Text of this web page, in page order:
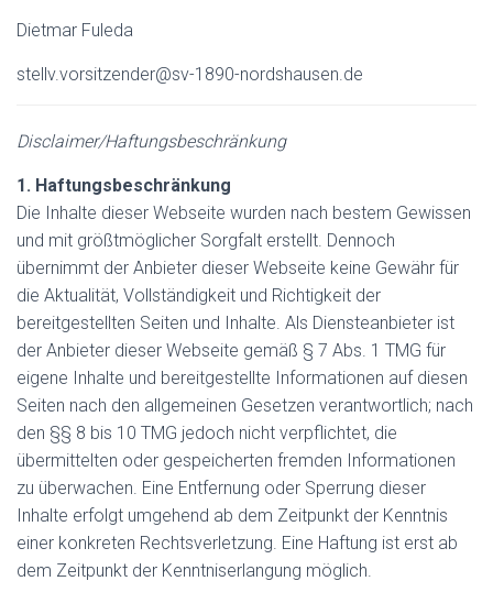
Dietmar Fuleda
stellv.vorsitzender@sv-1890-nordshausen.de
Disclaimer/Haftungsbeschränkung
1. Haftungsbeschränkung
Die Inhalte dieser Webseite wurden nach bestem Gewissen
und mit größtmöglicher Sorgfalt erstellt. Dennoch
übernimmt der Anbieter dieser Webseite keine Gewähr für
die Aktualität, Vollständigkeit und Richtigkeit der
bereitgestellten Seiten und Inhalte. Als Diensteanbieter ist
der Anbieter dieser Webseite gemäß § 7 Abs. 1 TMG für
eigene Inhalte und bereitgestellte Informationen auf diesen
Seiten nach den allgemeinen Gesetzen verantwortlich; nach
den §§ 8 bis 10 TMG jedoch nicht verpflichtet, die
übermittelten oder gespeicherten fremden Informationen
zu überwachen. Eine Entfernung oder Sperrung dieser
Inhalte erfolgt umgehend ab dem Zeitpunkt der Kenntnis
einer konkreten Rechtsverletzung. Eine Haftung ist erst ab
dem Zeitpunkt der Kenntniserlangung möglich.